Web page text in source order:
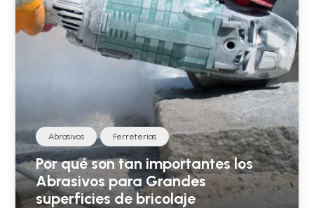
Abrasivos Ferreterías
Por qué son tan importantes los
Abrasivos para Grandes
superficies de bricolaje